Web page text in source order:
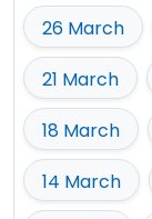
26 March
21 March
18 March
14 March